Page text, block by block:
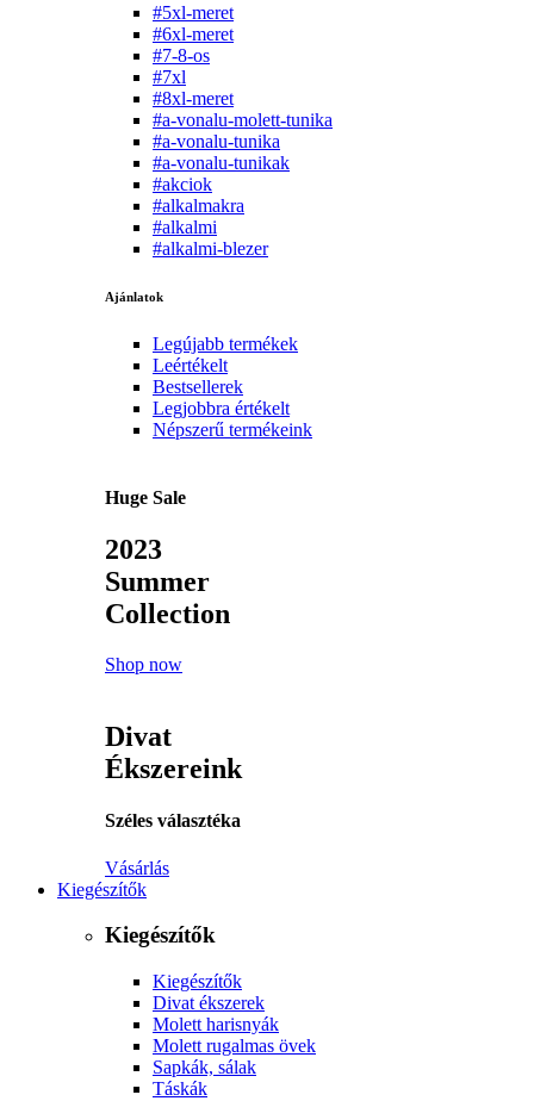
#5xl-meret
#6xl-meret
#7-8-os
#7xl
#8xl-meret
#a-vonalu-molett-tunika
#a-vonalu-tunika
#a-vonalu-tunikak
#akciok
#alkalmakra
#alkalmi
#alkalmi-blezer
Ajánlatok
Legújabb termékek
Leértékelt
Bestsellerek
Legjobbra értékelt
Népszerű termékeink
Huge Sale
2023
Summer
Collection
Shop now
Divat
Ékszereink
Széles választéka
Vásárlás
Kiegészítők
Kiegészítők
Kiegészítők
Divat ékszerek
Molett harisnyák
Molett rugalmas övek
Sapkák, sálak
Táskák